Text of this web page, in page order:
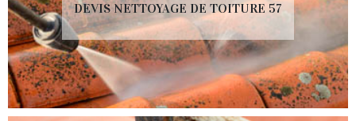
DEVIS NETTOYAGE DE TOITURE 57